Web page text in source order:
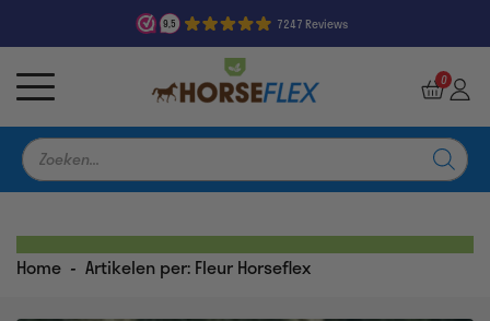
9,5 7247 Reviews
Producten
zoeken
0
Home - Artikelen per: Fleur Horseflex